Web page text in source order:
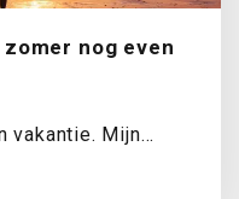
zomer nog even
vakantie. Mijn